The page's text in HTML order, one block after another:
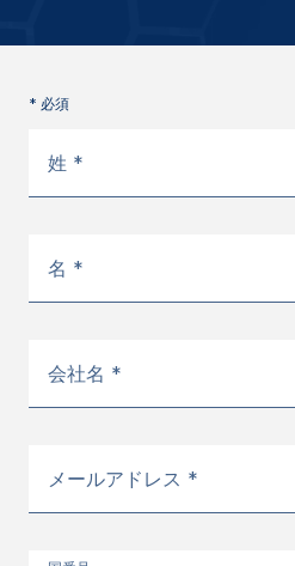
* 必須
姓 *
名 *
会社名 *
メールアドレス *